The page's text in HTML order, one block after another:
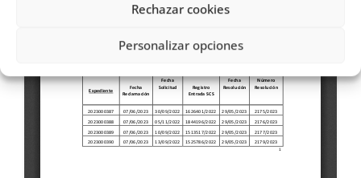
Rechazar cookies
Personalizar opciones